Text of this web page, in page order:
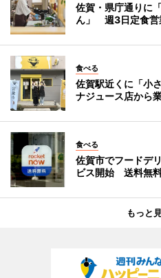
佐賀・県庁通りに
ん」 週3日定食営
食べる
佐賀駅近くに「小
ナジュース店から
食べる
佐賀市でフードデ
ビス開始 送料無
もっと